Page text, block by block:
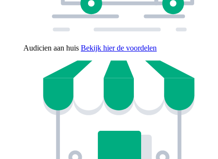
Audicien aan huis Bekijk hier de voordelen